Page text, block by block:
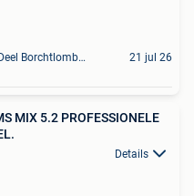
Liedekerke +Deel Borchtlombeek 21 jul 26
MIX 5.2 PROFESSIONELE
Details